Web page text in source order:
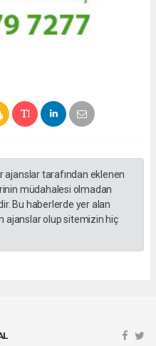
ajanslar tarafından eklenen
müdahalesi olmadan
Bu haberlerde yer alan
ajanslar olup sitemizin hiç